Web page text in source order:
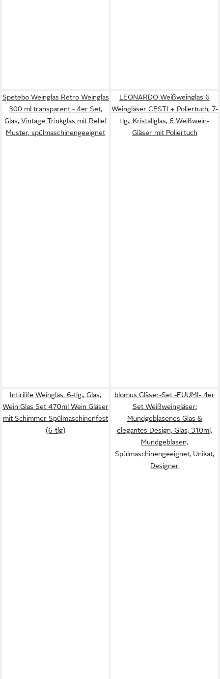
Spetebo Weinglas Retro Weinglas
300 ml transparent - 4er Set,
Glas, Vintage Trinkglas mit Relief
Muster, spülmaschinengeeignet
LEONARDO Weißweinglas 6
Weingläser CESTI + Poliertuch, 7-
tlg., Kristallglas, 6 Weißwein-
Gläser mit Poliertuch
Intirilife Weinglas, 6-tlg., Glas,
Wein Glas Set 470ml Wein Gläser
mit Schimmer Spülmaschinenfest
(6-tlg)
blomus Gläser-Set -FUUMI- 4er
Set Weißweingläser:
Mundgeblasenes Glas &
elegantes Design, Glas, 310ml,
Mundgeblasen,
Spülmaschinengeeignet, Unikat,
Designer